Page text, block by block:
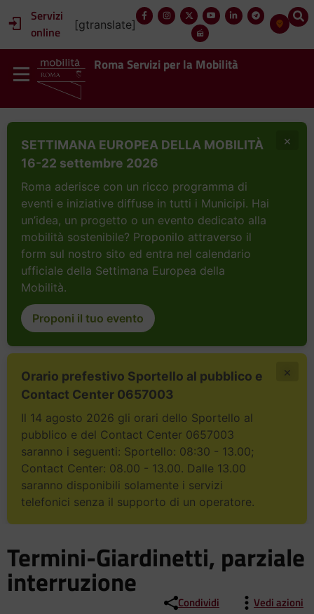
Servizi
online
[gtranslate]
Roma Servizi per la Mobilità
SETTIMANA EUROPEA DELLA MOBILITÀ
16-22 settembre 2026
Roma aderisce con un ricco programma di
eventi e iniziative diffuse in tutti i Municipi. Hai
un’idea, un progetto o un evento dedicato alla
mobilità sostenibile? Proponilo attraverso il
form sul nostro sito ed entra nel calendario
ufficiale della Settimana Europea della
Mobilità.
Proponi il tuo evento
×
Orario prefestivo Sportello al pubblico e
Contact Center 0657003
Il 14 agosto 2026 gli orari dello Sportello al
pubblico e del Contact Center 0657003
saranno i seguenti: Sportello: 08:30 - 13.00;
Contact Center: 08.00 - 13.00. Dalle 13.00
saranno disponibili solamente i servizi
telefonici senza il supporto di un operatore.
×
Termini-Giardinetti, parziale
interruzione
Condividi Vedi azioni